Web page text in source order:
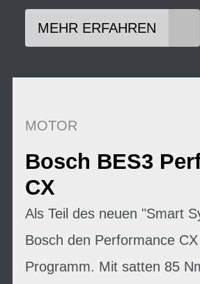
MEHR ERFAHREN
MOTOR
Bosch BES3
CX
Als Teil des neuen "Smart
Bosch den Performance
Programm. Mit satten 85